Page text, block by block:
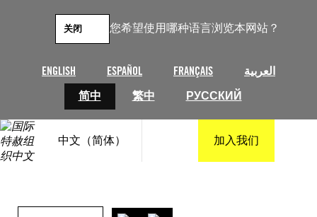
您希望使用哪种语言浏览本网站？
ENGLISH ESPAÑOL FRANÇAIS
العربية
简中
繁中 РУССКИЙ
关闭
中文（简体） 加入我们